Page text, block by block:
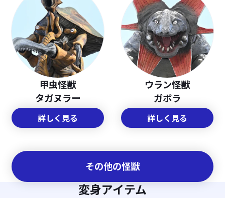
甲虫怪獣
タガヌラー
詳しく見る
ウラン怪獣
ガボラ
詳しく見る
その他の怪獣
変身アイテム